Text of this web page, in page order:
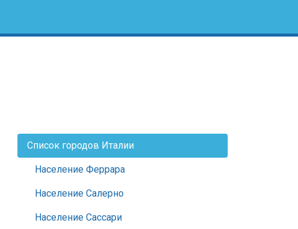
Список городов Италии
Население Феррара
Население Салерно
Население Сассари